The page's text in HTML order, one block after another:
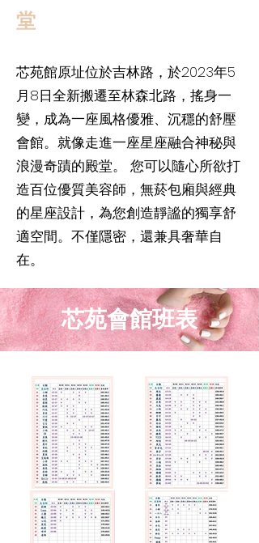
堂
芯苑館原址位於吉林路，於2023年5
月8日全新搬遷至林森北路，搖身一
變，成為一座風格優雅、沉穩的舒壓
會館。就像走進一座星座融合神秘與
浪漫奇蹟的殿堂。 您可以隨心所欲打
造百位優質美容師，無菸包廂與經典
的星座設計，為您創造靜謐的獨享舒
適空間。不僅隱密，還兼具奢華自
在。
芯苑會館班表